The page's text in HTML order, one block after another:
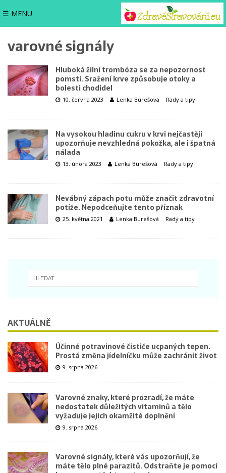
☰ MENU
varovné signály
Hluboká žilní trombóza se za nepozornost
pomstí. Sražení krve způsobuje otoky a
bolesti chodidel
10. června 2023 Lenka Burešová Rady a tipy
Na vysokou hladinu cukru v krvi nejčastěji
upozorňuje nevzhledná pokožka, ale i špatná
nálada
13. února 2023 Lenka Burešová Rady a tipy
Nevábný zápach potu může značit zdravotní
potíže. Nepodceňujte tento příznak
25. května 2021 Lenka Burešová Rady a tipy
AKTUÁLNĚ
Účinné potravinové čističe ucpaných tepen.
Prostá změna jídelníčku může zachránit život
9. srpna 2026
Varovné znaky, které prozradí, že máte
nedostatek důležitých vitaminů a tělo
vyžaduje jejich okamžité doplnění
9. srpna 2026
Varovné signály, které vás upozorňují, že
máte tělo plné parazitů. Odstraňte je pomocí